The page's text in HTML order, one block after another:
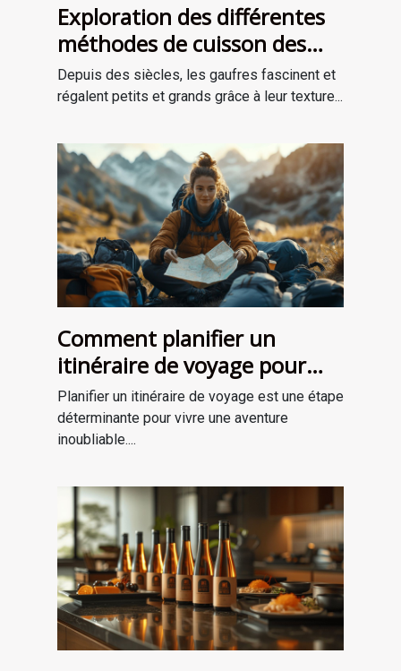
Exploration des différentes
méthodes de cuisson des
gaufres à travers les âges
Depuis des siècles, les gaufres fascinent et
régalent petits et grands grâce à leur texture...
Comment planifier un
itinéraire de voyage pour
une aventure mémorable
Planifier un itinéraire de voyage est une étape
déterminante pour vivre une aventure
inoubliable....